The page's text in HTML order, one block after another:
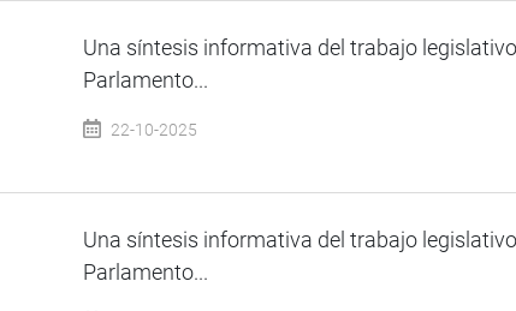
Una síntesis informativa del trabajo
Parlamento...
22-10-2025
Una síntesis informativa del trabajo
Parlamento...